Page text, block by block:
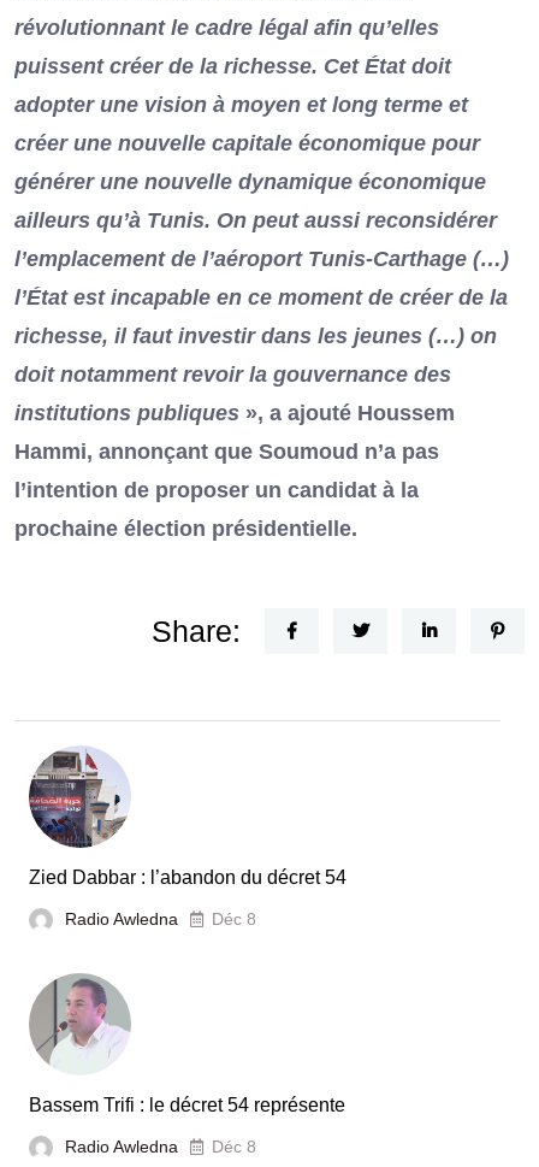
révolutionnant le cadre légal afin qu’elles
puissent créer de la richesse. Cet État doit
adopter une vision à moyen et long terme et
créer une nouvelle capitale économique pour
générer une nouvelle dynamique économique
ailleurs qu’à Tunis. On peut aussi reconsidérer
l’emplacement de l’aéroport Tunis-Carthage (…)
l’État est incapable en ce moment de créer de la
richesse, il faut investir dans les jeunes (…) on
doit notamment revoir la gouvernance des
institutions publiques », a ajouté Houssem
Hammi, annonçant que Soumoud n’a pas
l’intention de proposer un candidat à la
prochaine élection présidentielle.
Share:
Zied Dabbar : l’abandon du décret 54
Radio Awledna Déc 8
Bassem Trifi : le décret 54 représente
Radio Awledna Déc 8